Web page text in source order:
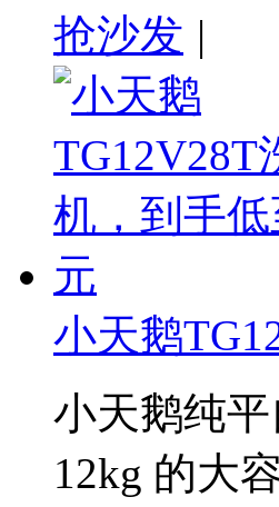
抢沙发 |
小天鹅
小天鹅纯
12kg 的大